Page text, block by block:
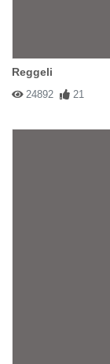
Reggeli
24892 21